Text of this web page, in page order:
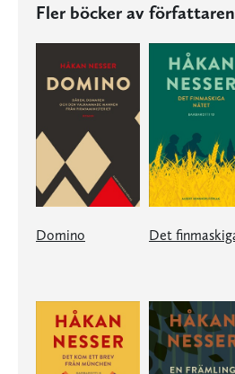
Fler böcker av författaren
Domino